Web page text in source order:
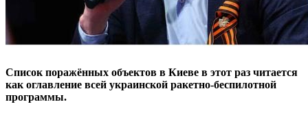
Список поражённых объектов в Киеве в этот раз читается
как оглавление всей украинской ракетно-беспилотной
программы.